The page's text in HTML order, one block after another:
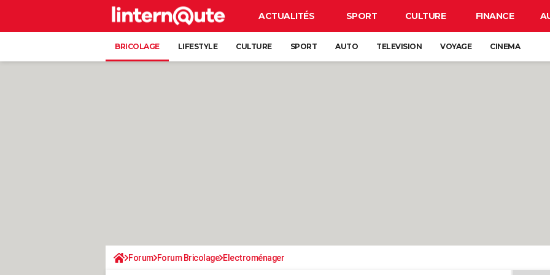
ACTUALITÉS SPORT CULTURE FINANCE
BRICOLAGE LIFESTYLE CULTURE SPORT AUTO TELEVISION VOYAGE CINEMA
Forum Forum Bricolage Electroménager